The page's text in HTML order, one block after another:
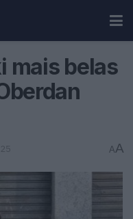
mais belas
AA